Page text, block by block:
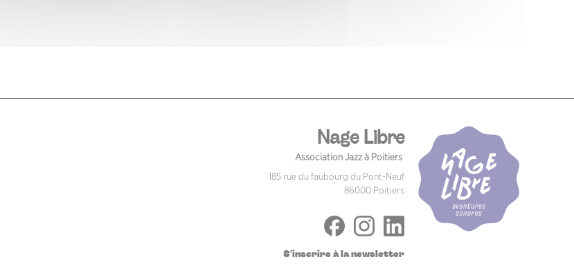
Nage Libre
Association Jazz à Poitiers
185 rue du faubourg du Pont-Neuf
86000 Poitiers
S'inscrire à la newsletter